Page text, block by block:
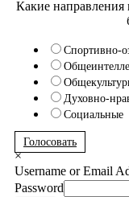
Какие направления
Спортивно-
Духовно-
Социальные
Голосовать
×
Username or Email
Password